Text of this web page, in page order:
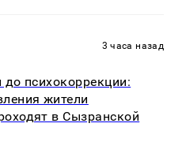
3 часа назад
психокоррекции:
жители
в Сызранской